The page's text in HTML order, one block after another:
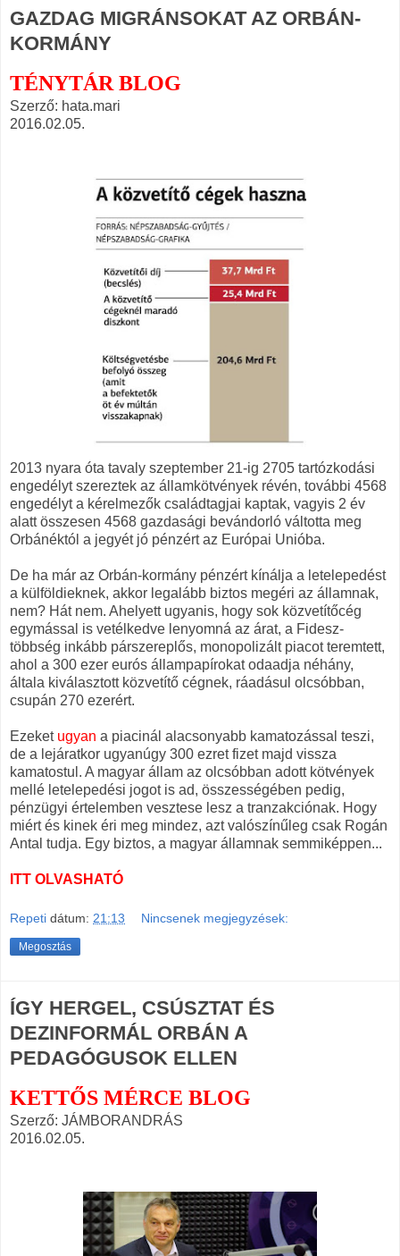
GAZDAG MIGRÁNSOKAT AZ ORBÁN-
KORMÁNY
TÉNYTÁR BLOG
Szerző: hata.mari
2016.02.05.
2013 nyara óta tavaly szeptember 21-ig 2705 tartózkodási
engedélyt szereztek az államkötvények révén, további 4568
engedélyt a kérelmezők családtagjai kaptak, vagyis 2 év
alattösszesen 4568 gazdasági bevándorló váltotta meg
Orbánéktól a jegyét jó pénzért az Európai Unióba.
De ha már az Orbán-kormány pénzért kínálja a letelepedést
a külföldieknek, akkor legalább biztos megéri az államnak,
nem? Hát nem. Ahelyett ugyanis, hogy sok közvetítőcég
egymással is vetélkedve lenyomná az árat, a Fidesz-
többség inkább párszereplős, monopolizált piacot teremtett,
ahol a 300 ezer eurós állampapírokat odaadja néhány,
általa kiválasztott közvetítő cégnek, ráadásul olcsóbban,
csupán 270 ezerért.
Ezeket ugyan a piacinál alacsonyabb kamatozással teszi,
de a lejáratkor ugyanúgy 300 ezret fizet majd vissza
kamatostul. A magyar állam az olcsóbban adott kötvények
mellé letelepedési jogot is ad, összességében pedig,
pénzügyi értelemben vesztese lesz a tranzakciónak. Hogy
miért és kinek éri meg mindez, azt valószínűleg csak Rogán
Antal tudja. Egy biztos, a magyar államnak semmiképpen...
ITT OLVASHATÓ
Repeti dátum: 21:13 Nincsenek megjegyzések:
Megosztás
ÍGY HERGEL, CSÚSZTAT ÉS
DEZINFORMÁL ORBÁN A
PEDAGÓGUSOK ELLEN
KETTŐS MÉRCE BLOG
Szerző: JÁMBORANDRÁS
2016.02.05.